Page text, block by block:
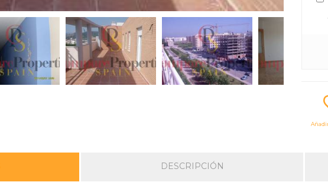
DESCRIPCIÓN